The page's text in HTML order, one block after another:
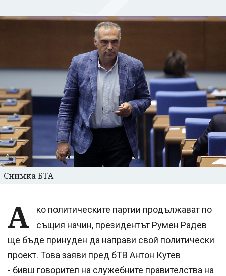
Снимка БТА
А
ко политическите партии продължават по
същия начин, президентът Румен Радев
ще бъде принуден да направи свой политически
проект. Това заяви пред бТВ Антон Кутев
- бивш говорител на служебните правителства на